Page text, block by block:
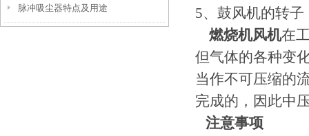
巧
脉冲吸尘器特点及用途
5、鼓风机的转
燃烧机风机在
但气体的各种变
当作不可压缩的
完成的，因此中
注意事项